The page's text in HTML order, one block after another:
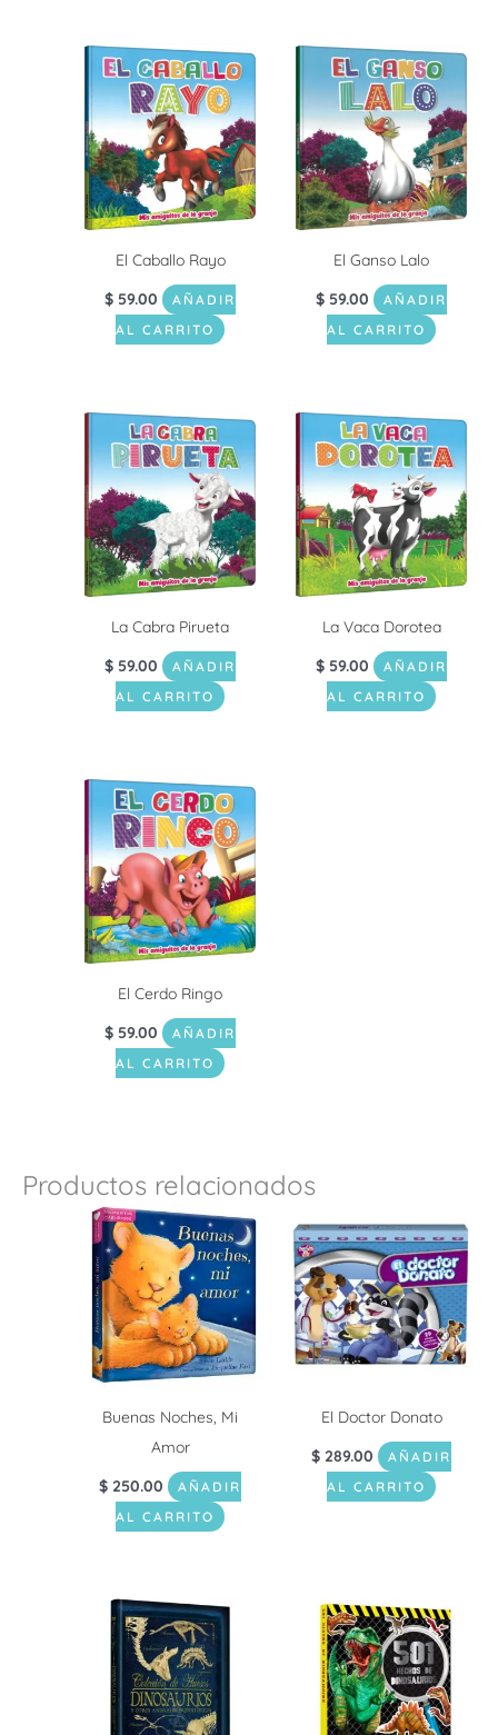
El Caballo Rayo
$ 59.00
AÑADIR
AL CARRITO
El Ganso Lalo
$ 59.00
AÑADIR
AL CARRITO
La Cabra Pirueta
$ 59.00
AÑADIR
AL CARRITO
La Vaca Dorotea
$ 59.00
AÑADIR
AL CARRITO
El Cerdo Ringo
$ 59.00
AÑADIR
AL CARRITO
Productos relacionados
Buenas Noches, Mi
Amor
$ 250.00
AÑADIR
AL CARRITO
El Doctor Donato
$ 289.00
AÑADIR
AL CARRITO